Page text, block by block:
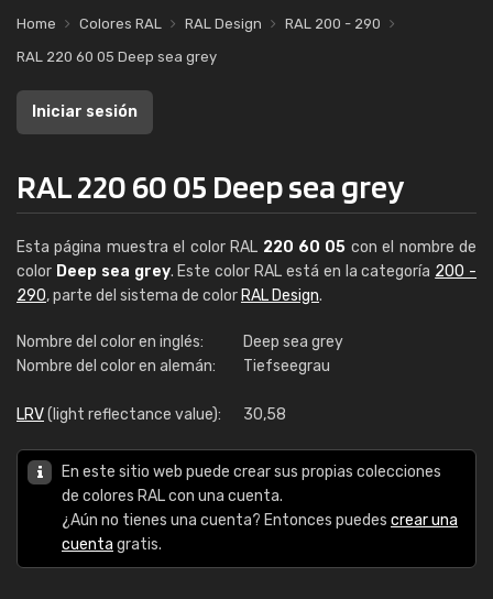
Home Colores RAL RAL Design
RAL 200 - 290
RAL 220 60 05 Deep sea grey
Iniciar sesión
RAL 220 60 05 Deep sea grey
Esta página muestra el color RAL 220 60 05 con el nombre de
color Deep sea grey. Este color RAL está en la categoría 200 -
290, parte del sistema de color RAL Design.
Nombre del color en inglés:
Deep sea grey
Nombre del color en alemán:
Tiefseegrau
LRV(light reflectance value): 30,58
En este sitio web puede crear sus propias colecciones
de colores RAL con una cuenta.
¿Aún no tienes una cuenta? Entonces puedes crear una
cuenta gratis.